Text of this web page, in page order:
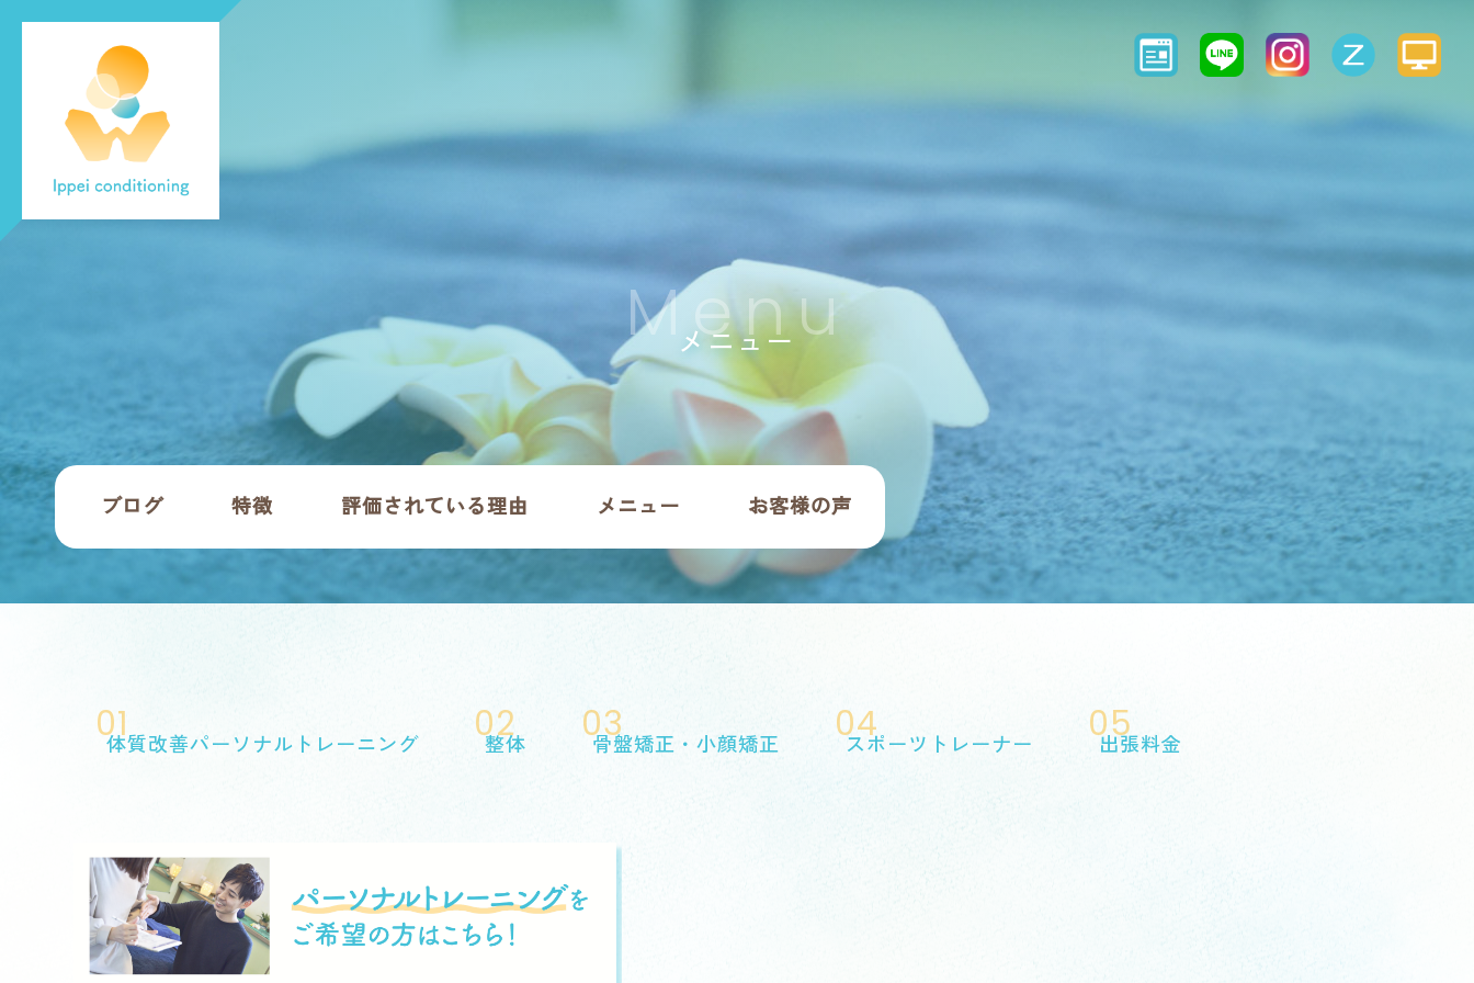
メニュー
Menu
ブログ 特徴 評価されている理由 メニュー お客様の声
01
体質改善パーソナルトレーニング 02
整体 03
骨盤矯正・小顔矯正 04
スポーツトレーナー 05
出張料金